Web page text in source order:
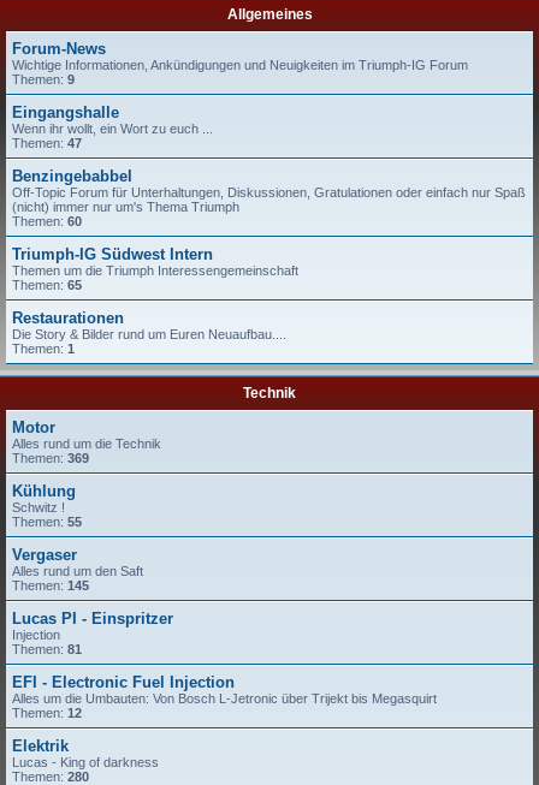
Allgemeines
Forum-News
Wichtige Informationen, Ankündigungen und Neuigkeiten im Triumph-IG Forum
Themen: 9
Eingangshalle
Wenn ihr wollt, ein Wort zu euch ...
Themen: 47
Benzingebabbel
Off-Topic Forum für Unterhaltungen, Diskussionen, Gratulationen oder einfach nur Spaß
(nicht) immer nur um's Thema Triumph
Themen: 60
Triumph-IG Südwest Intern
Themen um die Triumph Interessengemeinschaft
Themen: 65
Restaurationen
Die Story & Bilder rund um Euren Neuaufbau....
Themen: 1
Technik
Motor
Alles rund um die Technik
Themen: 369
Kühlung
Schwitz !
Themen: 55
Vergaser
Alles rund um den Saft
Themen: 145
Lucas PI - Einspritzer
Injection
Themen: 81
EFI - Electronic Fuel Injection
Alles um die Umbauten: Von Bosch L-Jetronic über Trijekt bis Megasquirt
Themen: 12
Elektrik
Lucas - King of darkness
Themen: 280